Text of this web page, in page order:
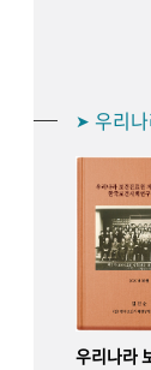
➤ 우리
우리나라